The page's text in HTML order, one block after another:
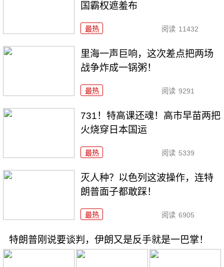
国霸权遮羞布
最热 阅读 11432
里海一声巨响，这次差点把两场
战争炸成一锅粥！
最热 阅读 9291
731！特高课还魂！高市早苗两把
火烧穿日本国运
最热 阅读 5339
灭人种？以色列这波操作，连特
朗普面子都敢踩！
最热 阅读 6905
特朗普刚说要谈判，伊朗又是反手就是一巴掌！